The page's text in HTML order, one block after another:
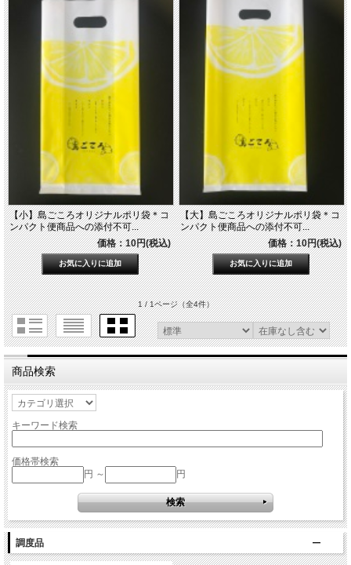
【小】島ごころオリジナルポリ袋＊コ
ンパクト便商品への添付不可...
価格：10円(税込)
【大】島ごころオリジナルポリ袋＊コ
ンパクト便商品への添付不可...
価格：10円(税込)
1 / 1ページ（全4件）
商品検索
キーワード検索
価格帯検索
円 ～
円
調度品